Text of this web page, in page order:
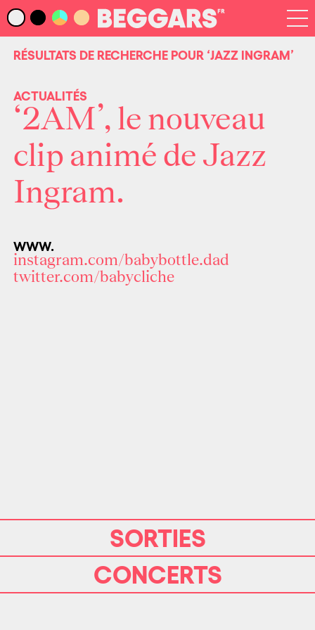
RÉSULTATS DE RECHERCHE POUR ‘JAZZ INGRAM’
ACTUALITÉS
‘2AM’, le nouveau
clip animé de Jazz
Ingram.
WWW.
instagram.com/babybottle.dad
twitter.com/babycliche
SORTIES
CONCERTS